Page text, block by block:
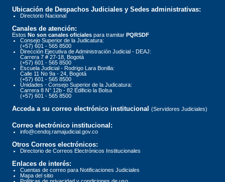
Ubicación de Despachos Judiciales y Sedes administrativas:
Directorio Nacional
Canales de atención:
Estos No son canales oficiales para tramitar PQRSDF
Consejo Superior de la Judicatura:
(+57) 601 - 565 8500
Dirección Ejecutiva de Administración Judicial - DEAJ:
Carrera 7 # 27-18, Bogotá
(+57) 601 - 565 8500
Escuela Judicial - Rodrigo Lara Bonilla:
Calle 11 No 9a - 24, Bogotá
(+57) 601 - 565 8500
Unidades - Consejo Superior de la Judicatura:
Carrera 8 N° 12b - 82 Edificio la Bolsa
(+57) 601 - 565 8500
Acceda a su correo electrónico institucional (Servidores Judiciales)
Correo electrónico institucional:
info@cendoj.ramajudicial.gov.co
Otros Correos electrónicos:
Directorio de Correos Electrónicos Institucionales
Enlaces de interés:
Cuentas de correo para Notificaciones Judiciales
Mapa del sitio